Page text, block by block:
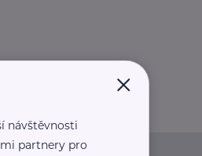
×
návštěvnosti
partnery pro